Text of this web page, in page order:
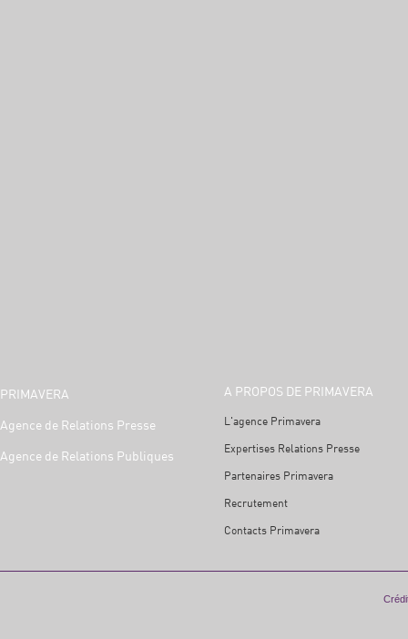
PRIMAVERA
Agence de Relations Presse
Agence de Relations Publiques
A PROPOS DE PRIMAVERA
L'agence Primavera
Expertises Relations Presse
Partenaires Primavera
Recrutement
Contacts Primavera